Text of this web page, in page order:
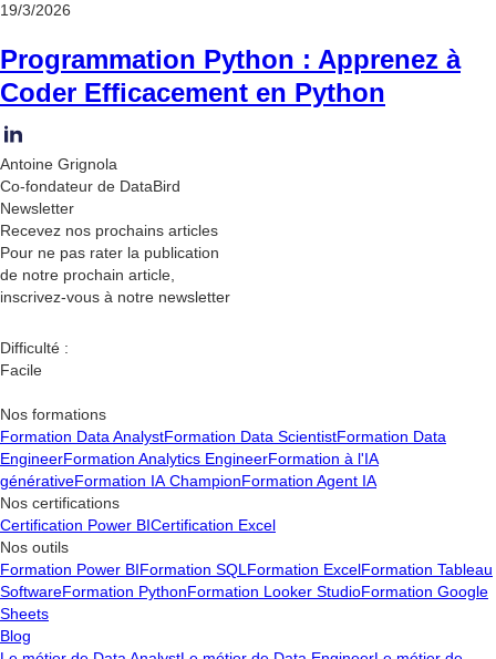
19/3/2026
Programmation Python : Apprenez à
Coder Efficacement en Python
Antoine Grignola
Co-fondateur de DataBird
Newsletter
Recevez nos prochains articles
Pour ne pas rater la publication
de notre prochain article,
inscrivez-vous à notre newsletter
Difficulté :
Facile
Nos formations
Formation Data AnalystFormation Data ScientistFormation Data
EngineerFormation Analytics EngineerFormation à l'IA
générativeFormation IA ChampionFormation Agent IA
Nos certifications
Certification Power BICertification Excel
Nos outils
Formation Power BIFormation SQL Formation ExcelFormation Tableau
SoftwareFormation PythonFormation Looker StudioFormation Google
Sheets
Blog